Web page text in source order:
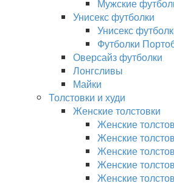
Мужские
Унисекс футболки
Унисекс
Футболки
Оверсайз футболки
Лонгсливы
Майки
Толстовки и худи
Женские толстовки
Женские
Женские
Женские
Женские
Женские